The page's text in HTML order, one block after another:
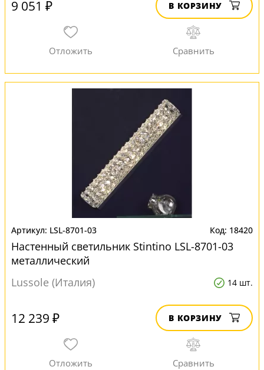
9 051 ₽ В КОРЗИНУ
LSL-8701-03 18420
Настенный светильник Stintino LSL-8701-03
металлический
Lussole (Италия)
14 шт.
12 239 ₽ В КОРЗИНУ